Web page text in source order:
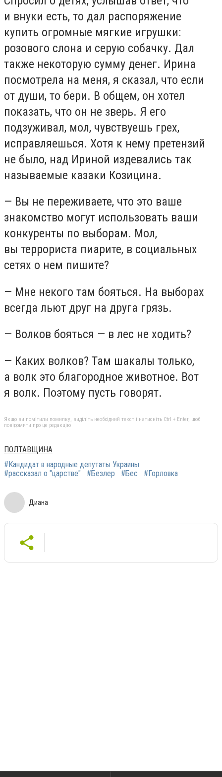
и внуки есть, то дал распоряжение
купить огромные мягкие игрушки:
розового слона и серую собачку. Дал
также некоторую сумму денег. Ирина
посмотрела на меня, я сказал, что если
от души, то бери. В общем, он хотел
показать, что он не зверь. Я его
подзуживал, мол, чувствуешь грех,
исправляешься. Хотя к нему претензий
не было, над Ириной издевались так
называемые казаки Козицина.
— Вы не переживаете, что это ваше
знакомство могут использовать ваши
конкуренты по выборам. Мол,
вы террориста пиарите, в социальных
сетях о нем пишите?
— Мне некого там бояться. На выборах
всегда льют друг на друга грязь.
— Волков бояться — в лес не ходить?
— Каких волков? Там шакалы только,
а волк это благородное животное. Вот
я волк. Поэтому пусть говорят.
Якщо ви помітили помилку, виділіть необхідний текст і натисніть Ctrl + Enter, щоб
повідомити про це редакцію
ПОЛТАВЩИНА
#Кандидат в народные депутаты Украины
#рассказал о "царстве"
#Безлер #Бес #Горловка
Диана